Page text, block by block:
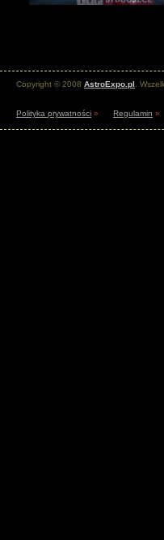
Copyright © 2008 AstroExpo.pl .
Polityka prywatności » Regulamin »